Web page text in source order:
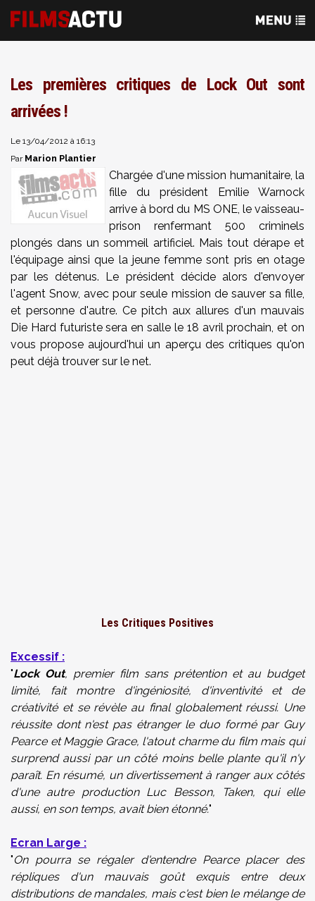
Les premières critiques de Lock Out sont
arrivées !
Le 13/04/2012 à 16:13
Par Marion Plantier
Chargée d'une mission humanitaire, la
fille du président Emilie Warnock
arrive à bord du MS ONE, le vaisseau-
prison renfermant 500 criminels
plongés dans un sommeil artificiel. Mais tout dérape et
l'équipage ainsi que la jeune femme sont pris en otage
par les détenus. Le président décide alors d'envoyer
l'agent Snow, avec pour seule mission de sauver sa fille,
et personne d'autre. Ce pitch aux allures d'un mauvais
Die Hard futuriste sera en salle le 18 avril prochain, et on
vous propose aujourd'hui un aperçu des critiques qu'on
peut déjà trouver sur le net.
Les Critiques Positives
Excessif :
"Lock Out, premier film sans prétention et au budget
limité, fait montre d'ingéniosité, d'inventivité et de
créativité et se révèle au final globalement réussi. Une
réussite dont n'est pas étranger le duo formé par Guy
Pearce et Maggie Grace, l'atout charme du film mais qui
surprend aussi par un côté moins belle plante qu'il n'y
paraît. En résumé, un divertissement à ranger aux côtés
d'une autre production Luc Besson, Taken, qui elle
aussi, en son temps, avait bien étonné."
Ecran Large :
"On pourra se régaler d'entendre Pearce placer des
répliques d'un mauvais goût exquis entre deux
distributions de mandales, mais c'est bien le mélange de